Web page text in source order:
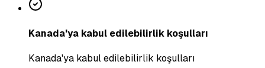
Kanada'ya kabul edilebilirlik koşulları
Kanada'ya kabul edilebilirlik koşulları